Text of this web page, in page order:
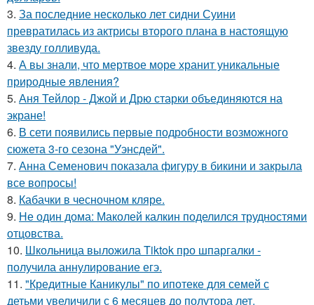
3. За последние несколько лет сидни Суини
превратилась из актрисы второго плана в настоящую
звезду голливуда.
4. А вы знали, что мертвое море хранит уникальные
природные явления?
5. Аня Тейлор - Джой и Дрю старки объединяются на
экране!
6. В сети появились первые подробности возможного
сюжета 3-го сезона "Уэнсдей".
7. Анна Семенович показала фигуру в бикини и закрыла
все вопросы!
8. Кабачки в чесночном кляре.
9. Не один дома: Маколей калкин поделился трудностями
отцовства.
10. Школьница выложила Tiktok про шпаргалки -
получила аннулирование егэ.
11. "Кредитные Каникулы" по ипотеке для семей с
детьми увеличили с 6 месяцев до полутора лет.